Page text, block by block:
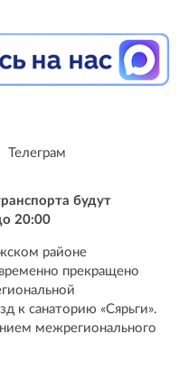
Телеграм
будут
20:00
районе
прекращено
к санаторию «Сярьги».
межрегионального